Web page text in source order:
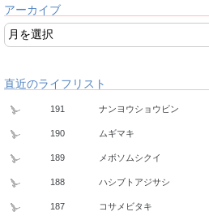
アーカイブ
直近のライフリスト
191 ナンヨウショウビン
190 ムギマキ
189 メボソムシクイ
188 ハシブトアジサシ
187 コサメビタキ